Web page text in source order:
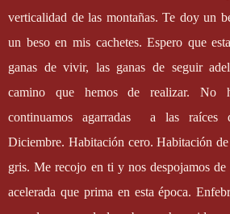
verticalidad de las montañas. Te doy un
un beso en mis cachetes. Espero que
ganas de vivir, las ganas de seguir
camino que hemos de realizar. No
continuamos agarradas
a las raíces
Diciembre. Habitación cero. Habitación
gris. Me recojo en ti y nos despojamos de
acelerada que prima en esta época.